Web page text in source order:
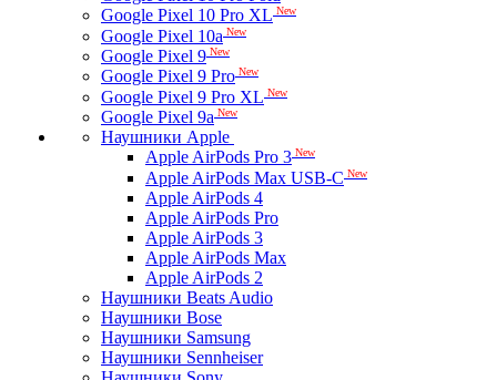
Google Pixel 10 Pro XL New
Google Pixel 10a New
Google Pixel 9 New
Google Pixel 9 Pro New
Google Pixel 9 Pro XL New
Google Pixel 9a New
Наушники Apple
Apple AirPods Pro 3 New
Apple AirPods Max USB-C New
Apple AirPods 4
Apple AirPods Pro
Apple AirPods 3
Apple AirPods Max
Apple AirPods 2
Наушники Beats Audio
Наушники Bose
Наушники Samsung
Наушники Sennheiser